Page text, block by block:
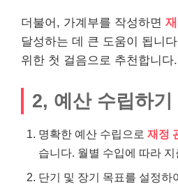
더불어, 가계부를 작성하면
달성하는 데 큰 도움이 됩니
위한 첫 걸음으로 추천합니다.
2, 예산 수립하기
명확한 예산 수립으로 재정
습니다. 월별 수입에 따라 지
단기 및 장기 목표를 설정하